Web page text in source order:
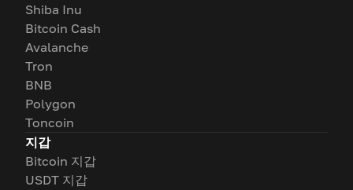
Shiba Inu
Bitcoin Cash
Avalanche
Tron
BNB
Polygon
Toncoin
지갑
Bitcoin 지갑
USDT 지갑